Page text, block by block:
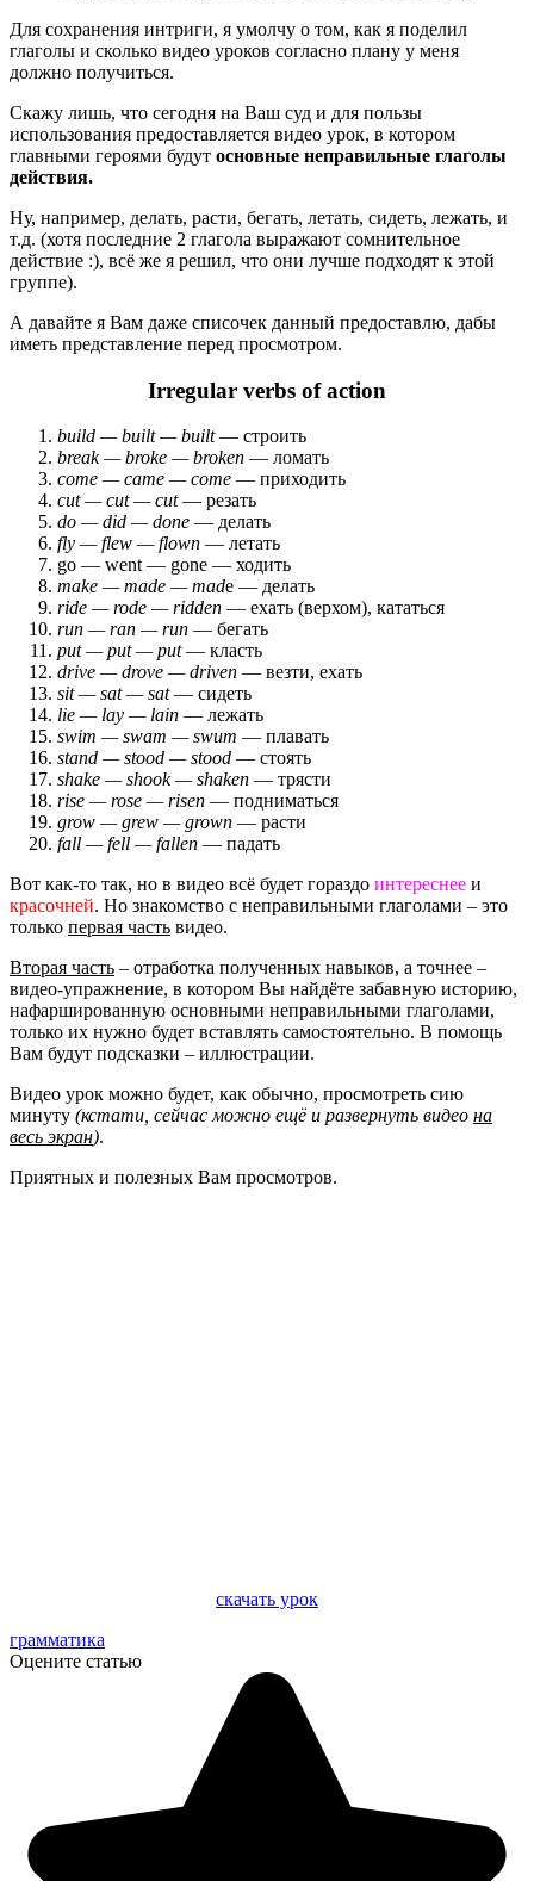
Для сохранения интриги, я умолчу о том, как я поделил
глаголы и сколько видео уроков согласно плану у меня
должно получиться.
Скажу лишь, что сегодня на Ваш суд и для пользы
использования предоставляется видео урок, в котором
главными героями будут основные неправильные глаголы
действия.
Ну, например, делать, расти, бегать, летать, сидеть, лежать, и
т.д. (хотя последние 2 глагола выражают сомнительное
действие :), всё же я решил, что они лучше подходят к этой
группе).
А давайте я Вам даже списочек данный предоставлю, дабы
иметь представление перед просмотром.
Irregular verbs of action
build — built — built— строить
break — broke — broken — ломать
come — came — come — приходить
cut — cut — cut— резать
do — did — done — делать
fly — flew — flown — летать
go — went — gone — ходить
make — made — made — делать
ride — rode — ridden — ехать (верхом), кататься
run — ran — run — бегать
put — put — put— класть
drive — drove — driven — везти, ехать
sit — sat — sat— сидеть
lie — lay — lain — лежать
swim — swam — swum — плавать
stand — stood — stood — стоять
shake — shook — shaken — трясти
rise — rose — risen — подниматься
grow — grew — grown — расти
fall — fell — fallen — падать
Вот как-то так, но в видео всё будет гораздо интереснее и
красочней. Но знакомство с неправильными глаголами – это
только первая часть видео.
Вторая часть – отработка полученных навыков, а точнее –
видео-упражнение, в котором Вы найдёте забавную историю,
нафаршированную основными неправильными глаголами,
только их нужно будет вставлять самостоятельно. В помощь
Вам будут подсказки – иллюстрации.
Видео урок можно будет, как обычно, просмотреть сию
минуту (кстати, сейчас можно ещё и развернуть видео на
весь экран).
Приятных и полезных Вам просмотров.
скачать урок
грамматика
Оцените статью